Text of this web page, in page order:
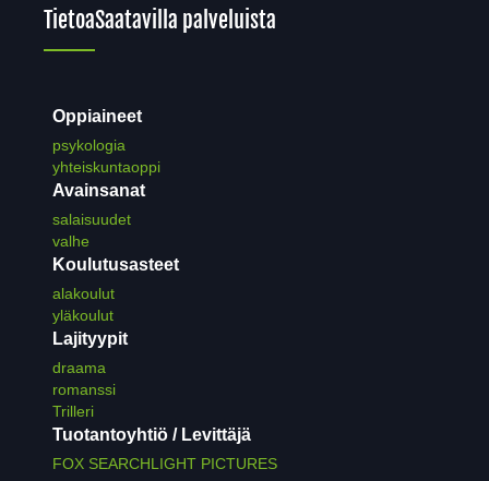
TietoaSaatavilla palveluista
Oppiaineet
psykologia
yhteiskuntaoppi
Avainsanat
salaisuudet
valhe
Koulutusasteet
alakoulut
yläkoulut
Lajityypit
draama
romanssi
Trilleri
Tuotantoyhtiö / Levittäjä
FOX SEARCHLIGHT PICTURES